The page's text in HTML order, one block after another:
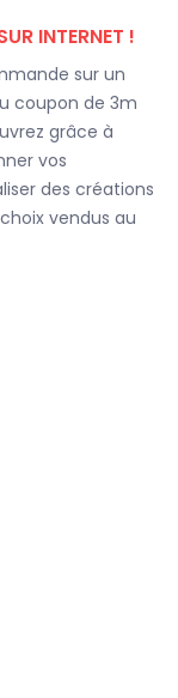
INTERNET !
sur un
coupon de 3m
grâce à
vos
des créations
vendus au